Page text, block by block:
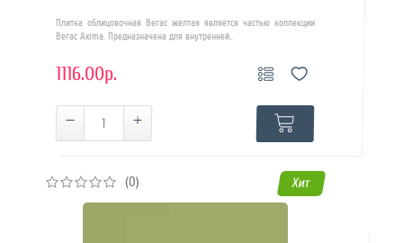
Плитка облицовочная Вегас желтая является частью коллекции
Вегас Axima. Предназначена для внутренней..
1116.00р.
(0) Хит